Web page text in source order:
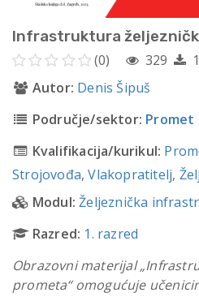
Infrastruktura
(0) 329
Autor: Denis Šipuš
Područje/sektor: Promet
Kvalifikacija/kurikul:
Strojovođa,Vlakopratitelj,
Modul: Željeznička
Razred: 1. razred
Obrazovni materijal
prometa“ omogućuje